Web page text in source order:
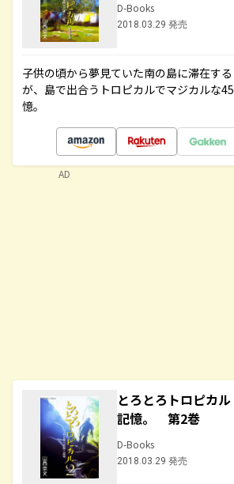
D-Books
2018.03.29 発売
子供の頃から夢見ていた南の島に滞在す
が、島で出合うトロピカルでマジカルな
憶。
とろとろトロピカ
記憶。 第2巻
D-Books
2018.03.29 発売
AD